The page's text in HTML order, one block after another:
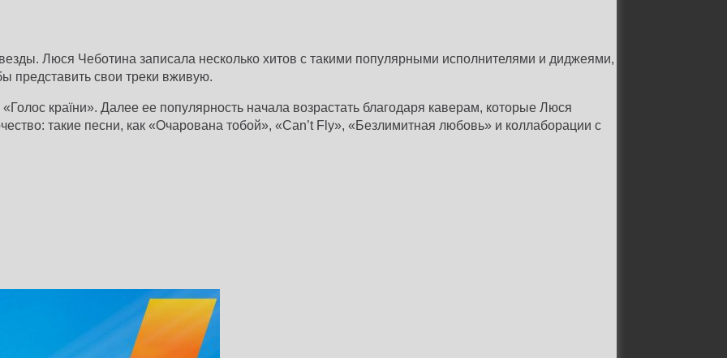
Люся Чеботина записала несколько хитов с такими популярными исполнителями и диджеями,
представить свои треки вживую.
країни». Далее ее популярность начала возрастать благодаря каверам, которые Люся
такие песни, как «Очарована тобой», «Can’t Fly», «Безлимитная любовь» и коллаборации с